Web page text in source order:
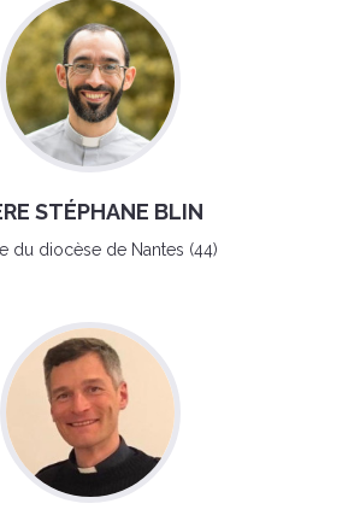
STÉPHANE BLIN
du diocèse de Nantes (44)